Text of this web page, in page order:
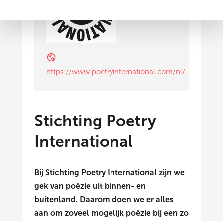
https://www.poetryinternational.com/nl/
Stichting Poetry
International
Bij Stichting Poetry International zijn we
gek van poëzie uit binnen- en
buitenland. Daarom doen we er alles
aan om zoveel mogelijk poëzie bij een zo